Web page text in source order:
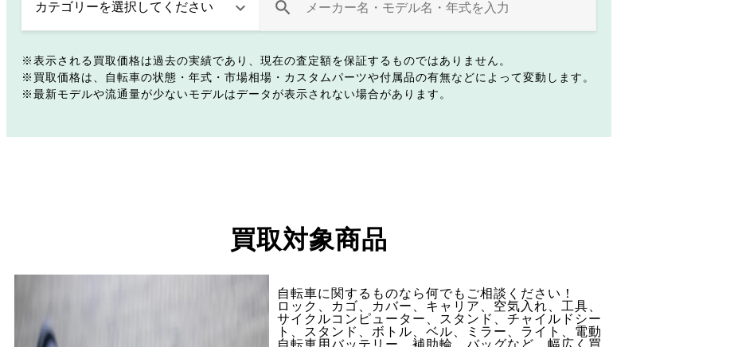
表示される買取価格は過去の実績であり、現在の査定額を保証するものではありません。
買取価格は、自転車の状態・年式・市場相場・カスタムパーツや付属品の有無などによって変動します。
最新モデルや流通量が少ないモデルはデータが表示されない場合があります。
買取対象商品
自転車に関するものなら何でもご相談ください！
ロック、カゴ、カバー、キャリア、空気入れ、工具、
サイクルコンピューター、スタンド、チャイルドシー
ト、スタンド、ボトル、ベル、ミラー、ライト、電動
自転車用バッテリー、補助輪、バッグなど、幅広く買